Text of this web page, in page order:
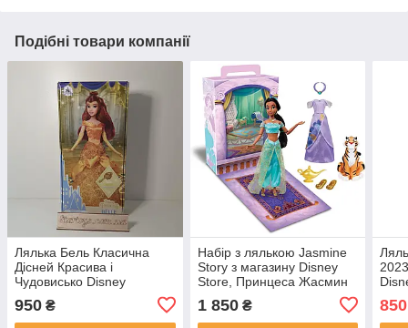
Подібні товари компанії
Лялька Бель Класична
Дісней Красива і
Чудовисько Disney
Princess Belle Classic Doll
for Kids
950 ₴
Набір з лялькою Jasmine
Story з магазину Disney
Store, Принцеса Жасмин
1 850₴ 850